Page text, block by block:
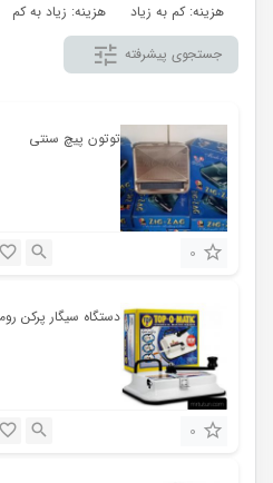
هزینه: کم به زیاد
هزینه: زیاد به کم
جستجوی پیشرفته
توتون پیچ سنتی
0
دستگاه سیگار پرکن
0